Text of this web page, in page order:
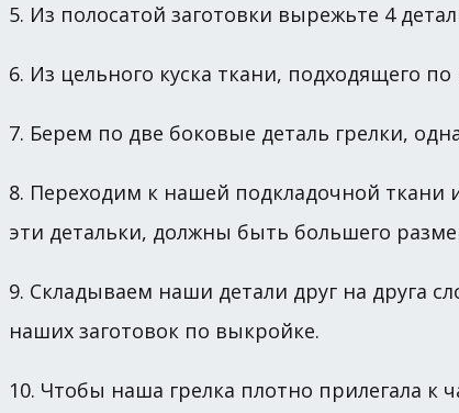
5. Из полосатой заготовки вырежьте 4
6. Из цельного куска ткани, подходящего
7. Берем по две боковые деталь грелки,
8. Переходим к нашей подкладочной ткани
эти детальки, должны быть большего
9. Складываем наши детали друг на друга
наших заготовок по выкройке.
10. Чтобы наша грелка плотно прилегала к